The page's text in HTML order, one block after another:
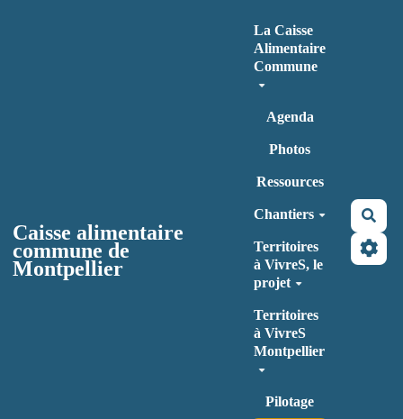
Caisse alimentaire
commune de
Montpellier
La Caisse
Alimentaire
Commune
Agenda
Photos
Ressources
Chantiers
Territoires
à VivreS, le
projet
Territoires
à VivreS
Montpellier
Pilotage